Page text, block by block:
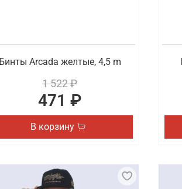
Бинты Arcada желтые, 4,5 m
1 522 ₽
471 ₽
В корзину